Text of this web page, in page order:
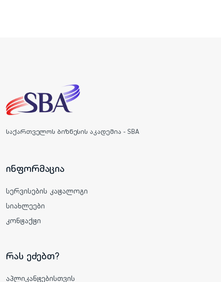
საქართველოს ბიზნესის აკადემია - SBA
ინფორმაცია
სერვისების კატალოგი
სიახლეები
კონტაქტი
რას ეძებთ?
აპლიკანტებისთვის